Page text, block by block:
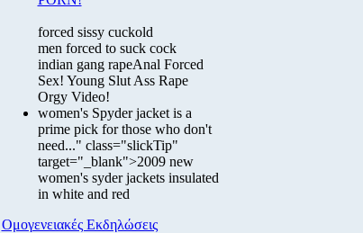
forced sissy cuckold
men forced to suck cock
indian gang rapeAnal Forced
Sex! Young Slut Ass Rape
Orgy Video!
women's Spyder jacket is a
prime pick for those who don't
need..." class="slickTip"
target="_blank">2009 new
women's syder jackets insulated
in white and red
Ομογενειακές Εκδηλώσεις